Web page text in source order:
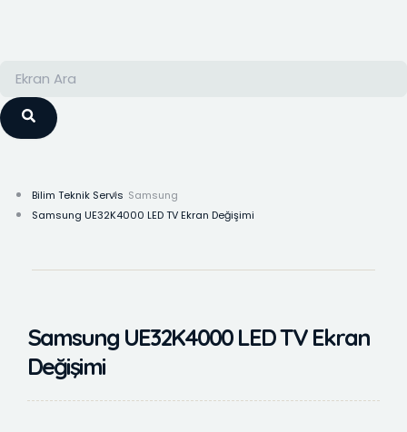
Ara
Bilim Teknik Servis Samsung
Samsung UE32K4000 LED TV Ekran Değişimi
Samsung UE32K4000 LED TV Ekran
Değişimi